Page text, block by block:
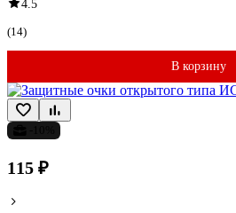
4.5
(14)
В корзину
115 ₽